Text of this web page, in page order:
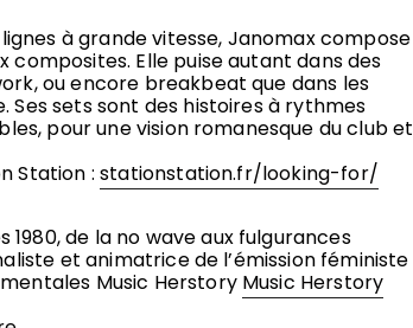
à grande vitesse, Janomax compose
composites. Elle puise autant dans des
ou encore breakbeat que dans les
Ses sets sont des histoires à rythmes
pour une vision romanesque du club et
Station :stationstation.fr/looking-for/
de la no wave aux fulgurances
et animatrice de l’émission féministe
Music Herstory Music Herstory